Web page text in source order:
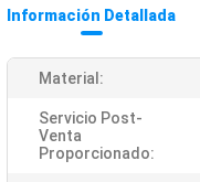
Información Detallada
Material:
Servicio Post-
Venta
Proporcionado: